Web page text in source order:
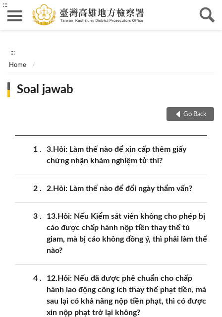
:::
:::
Home
Soal jawab
Go Back
1
3.Hỏi: Làm thế nào để xin cấp thêm giấy
chứng nhận khám nghiệm tử thi?
2 2.Hỏi: Làm thế nào để đổi ngày thẩm vấn?
3
13.Hỏi: Nếu Kiểm sát viên không cho phép bị
cáo được chấp hành nộp tiền thay thế tù
giam, mà bị cáo không đồng ý, thì phải làm thế
nào?
4
12.Hỏi: Nếu đã được phê chuẩn cho chấp
hành lao động công ích thay thế phạt tiền, mà
sau lại có khả năng nộp tiền phạt, thì có được
xin nộp phạt trở lại không?